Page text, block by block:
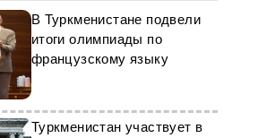
В Туркменистане подвели
итоги олимпиады по
французскому языку
Туркменистан участвует в